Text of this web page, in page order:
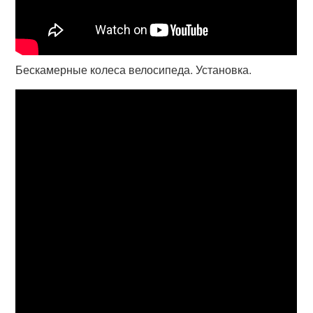
Бескамерные колеса велосипеда. Установка.